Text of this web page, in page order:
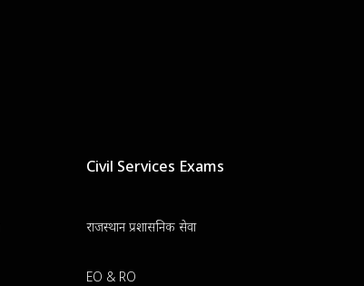
Civil Services Exams
राजस्थान प्रशासनिक सेवा
EO & RO